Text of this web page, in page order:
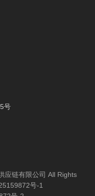
号
应链有限公司 All Rights
号-1